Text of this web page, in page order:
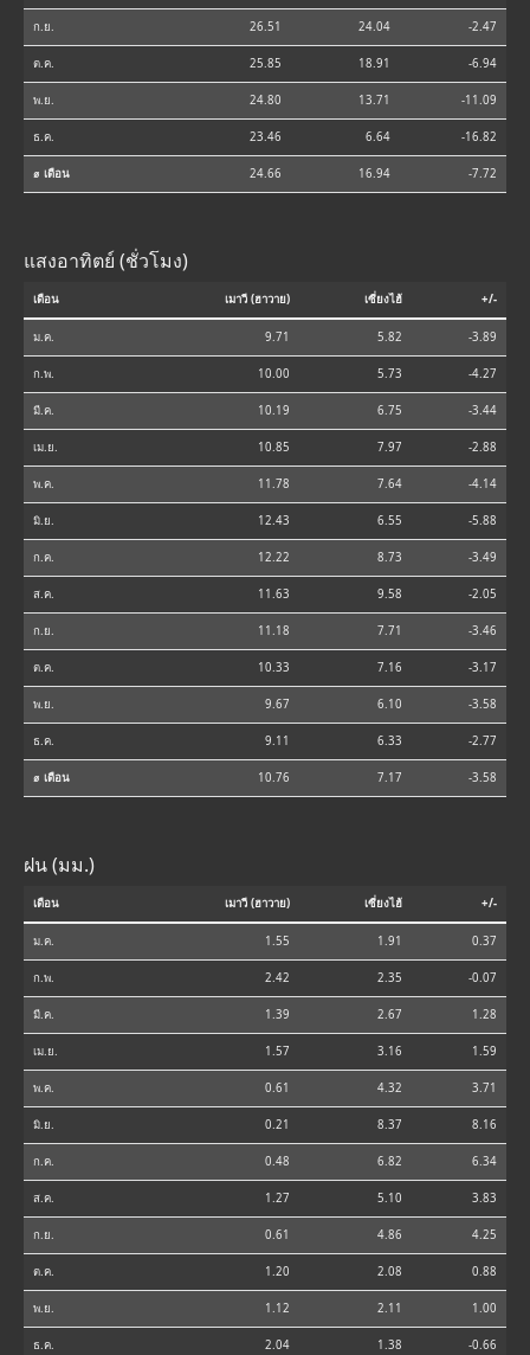
ก.ย. 26.51 24.04 -2.47
ต.ค. 25.85 18.91 -6.94
พ.ย. 24.80 13.71 -11.09
ธ.ค. 23.46 6.64 -16.82
⌀ เดือน 24.66 16.94 -7.72
แสงอาทิตย์ (ชั่วโมง)
เดือน เมาวี (ฮาวาย) เซี่ยงไฮ้ +/-
ม.ค. 9.71 5.82 -3.89
ก.พ. 10.00 5.73 -4.27
มี.ค. 10.19 6.75 -3.44
เม.ย. 10.85 7.97 -2.88
พ.ค. 11.78 7.64 -4.14
มิ.ย. 12.43 6.55 -5.88
ก.ค. 12.22 8.73 -3.49
ส.ค. 11.63 9.58 -2.05
ก.ย. 11.18 7.71 -3.46
ต.ค. 10.33 7.16 -3.17
พ.ย. 9.67 6.10 -3.58
ธ.ค. 9.11 6.33 -2.77
⌀ เดือน 10.76 7.17 -3.58
ฝน (มม.)
เดือน เมาวี (ฮาวาย) เซี่ยงไฮ้ +/-
ม.ค. 1.55 1.91 0.37
ก.พ. 2.42 2.35 -0.07
มี.ค. 1.39 2.67 1.28
เม.ย. 1.57 3.16 1.59
พ.ค. 0.61 4.32 3.71
มิ.ย. 0.21 8.37 8.16
ก.ค. 0.48 6.82 6.34
ส.ค. 1.27 5.10 3.83
ก.ย. 0.61 4.86 4.25
ต.ค. 1.20 2.08 0.88
พ.ย. 1.12 2.11 1.00
ธ.ค. 2.04 1.38 -0.66